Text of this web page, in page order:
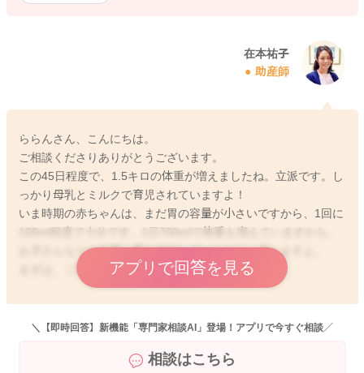
在本祐子
助産師
ららんさん、こんにちは。
ご相談くださりありがとうございます。
この45日程度で、1.5キロの体重が増えましたね。立派です。し
っかり母乳とミルクで育児されていますよ！
いま時期の赤ちゃんは、まだ胃の容量が小さいですから、1回に
100ml程度で十分です。1日700mlで体重も増えていますから、
お子さんなりに必要な量を確保しているのだと思いますよ。
まずは、ご安心くださいね。
そして、今後の見通しですが、今の時期から生後半年くらいま
で、ミルク量が漸増するイメージがあるかもしれませんが、実
度安定した発育が期待されます。
アプリで回答を見る
＼【即時回答】新機能「専門家相談AI」登場！アプリで今すぐ相談／
相談はこちら